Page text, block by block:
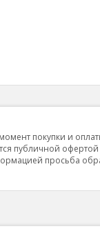
момент покупки и
публичной офертой
просьба